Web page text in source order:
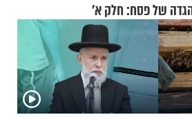
של פסח: חלק א’